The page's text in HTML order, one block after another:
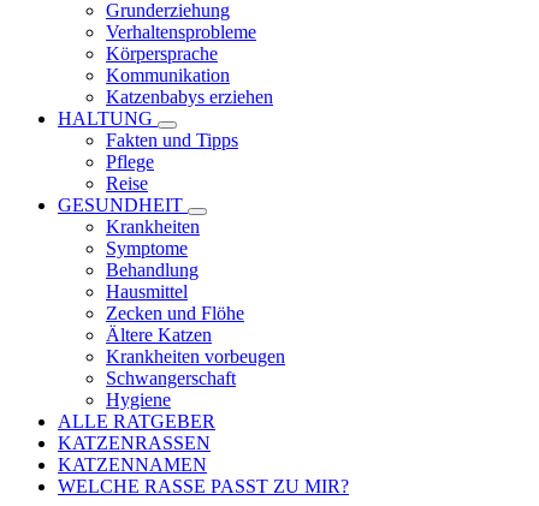
Grunderziehung
Verhaltensprobleme
Körpersprache
Kommunikation
Katzenbabys erziehen
HALTUNG
Fakten und Tipps
Pflege
Reise
GESUNDHEIT
Krankheiten
Symptome
Behandlung
Hausmittel
Zecken und Flöhe
Ältere Katzen
Krankheiten vorbeugen
Schwangerschaft
Hygiene
ALLE RATGEBER
KATZENRASSEN
KATZENNAMEN
WELCHE RASSE PASST ZU MIR?